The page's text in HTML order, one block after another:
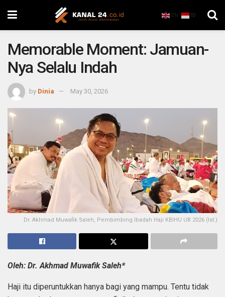
EN ID
Memorable Moment: Jamuan-
Nya Selalu Indah
by Dinia May 30, 2026
Dr. Akhmad Muwafik Saleh, Pembimbing Ibadah Haji KBIHU UB 2026 (Ist.)
Oleh: Dr. Akhmad Muwafik Saleh*
Haji itu diperuntukkan hanya bagi yang mampu. Tentu tidak